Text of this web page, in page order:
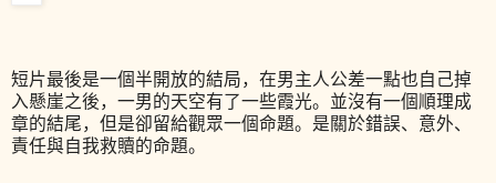
短片最後是一個半開放的結局，在男主人公差一點也自己掉
入懸崖之後，一男的天空有了一些霞光。並沒有一個順理成
章的結尾，但是卻留給觀眾一個命題。是關於錯誤、意外、
責任與自我救贖的命題。